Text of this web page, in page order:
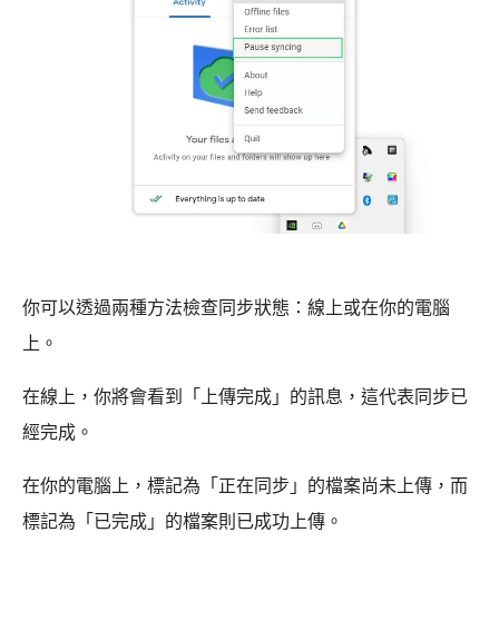
你可以透過兩種方法檢查同步狀態：線上或在你的電腦
上。
在線上，你將會看到「上傳完成」的訊息，這代表同步已
經完成。
在你的電腦上，標記為「正在同步」的檔案尚未上傳，而
標記為「已完成」的檔案則已成功上傳。